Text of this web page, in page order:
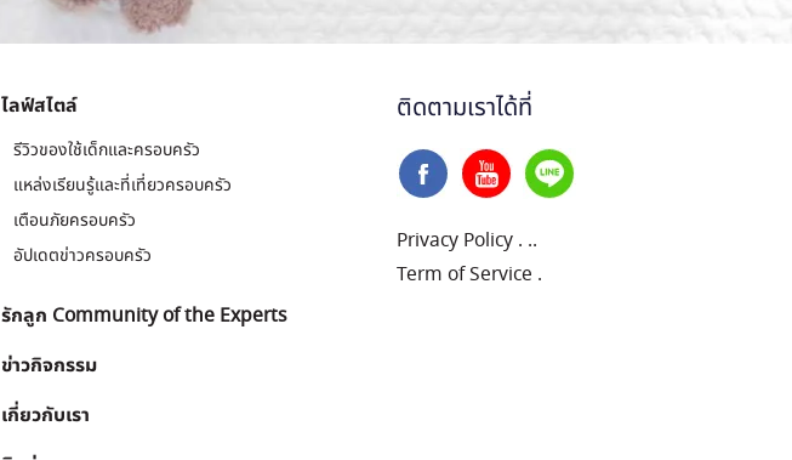
ไลฟ์สไตล์
รีวิวของใช้เด็กและครอบครัว
แหล่งเรียนรู้และที่เที่ยวครอบครัว
เตือนภัยครอบครัว
อัปเดตข่าวครอบครัว
รักลูก Community of the Experts
ข่าวกิจกรรม
เกี่ยวกับเรา
ติดตามเราได้ที่
Privacy Policy . ..
Term of Service .